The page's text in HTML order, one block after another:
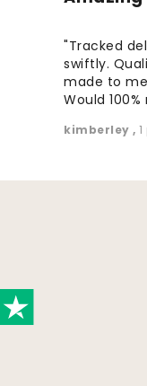
"Tracked
swiftly.
made to
Would
kimberley,